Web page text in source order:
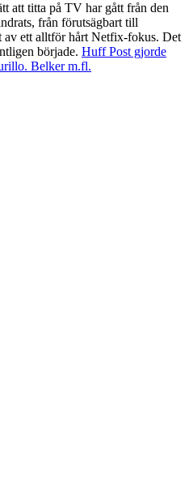
att titta på TV har gått från den
från förutsägbart till
av ett alltför hårt Netfix-fokus. Det
började. Huff Post gjorde
Belker m.fl.